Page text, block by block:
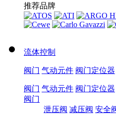
推荐品牌
流体控制
阀门 气动元件 阀门定位器
阀门 气动元件 阀门定位器
阀门
泄压阀 减压阀 安全